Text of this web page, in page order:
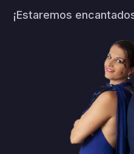
¡Estaremos